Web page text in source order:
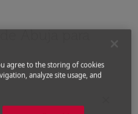
Abuja para
(partida e/ou destino)
agree to the storing of cookies
analyze site usage, and